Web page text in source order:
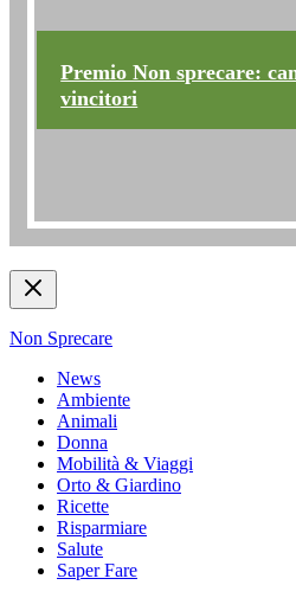
Premio Non sprecare:
vincitori
Non Sprecare
News
Ambiente
Animali
Donna
Mobilità & Viaggi
Orto & Giardino
Ricette
Risparmiare
Salute
Saper Fare